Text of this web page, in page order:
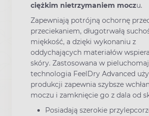
ciężkim nietrzymaniem moczu.
Zapewniają potrójną ochornę
przeciekaniem, długotrwałą
miękkość, a dzięki wykonaniu z
oddychających materiałów
skóry. Zastosowana w
technologia FeelDry Advanced
produkcji zapewnia szybsze
moczu i zamknięcie go z dala od
Posiadają szerokie